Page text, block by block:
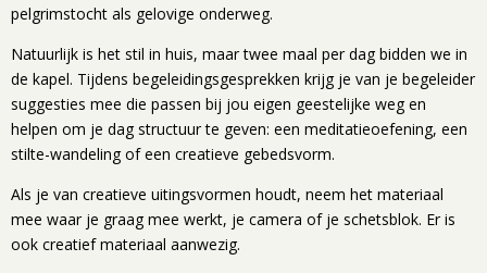
pelgrimstocht als gelovige onderweg.
Natuurlijk is het stil in huis, maar twee maal per dag bidden we in
de kapel. Tijdens begeleidingsgesprekken krijg je van je begeleider
suggesties mee die passen bij jou eigen geestelijke weg en
helpen om je dag structuur te geven: een meditatieoefening, een
stilte-wandeling of een creatieve gebedsvorm.
Als je van creatieve uitingsvormen houdt, neem het materiaal
mee waar je graag mee werkt, je camera of je schetsblok. Er is
ook creatief materiaal aanwezig.